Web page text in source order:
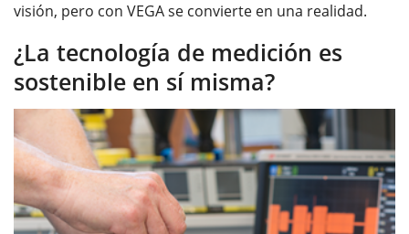
visión, pero con VEGA se convierte en una realidad.
¿La tecnología de medición es
sostenible en sí misma?